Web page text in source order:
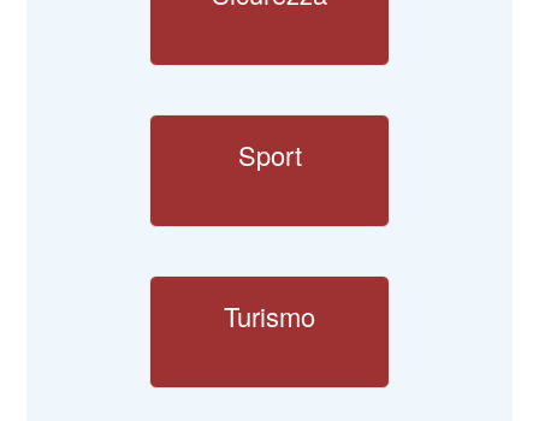
Sport
Turismo